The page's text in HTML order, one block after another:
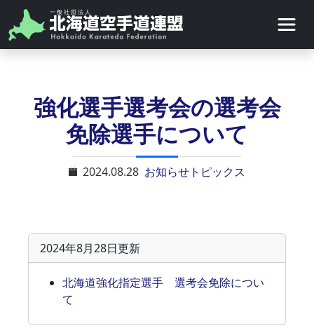
強化選手選考会の選考会
免除選手について
2024.08.28 お知らせトピックス
2024年8月28日更新
北海道強化指定選手 選考会免除につい
て